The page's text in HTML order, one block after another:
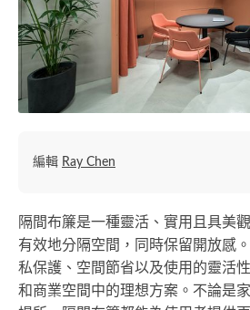
隔間布簾是一種靈活、實用且具美
有效地分隔空間，同時保留開放感
私保護、空間節省以及使用的靈活
和商業空間中的理想方案。不論是
編輯 Ray Chen